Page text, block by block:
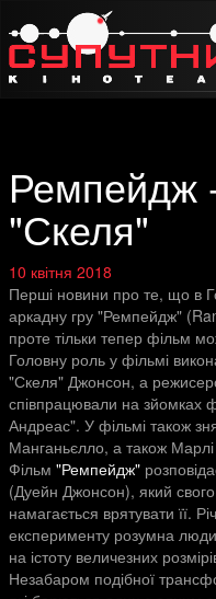
Ремпейдж
"Скеля"
10 квітня 2018
Перші новини про те, що в
аркадну гру "Ремпейдж"
проте тільки тепер фільм
Головну роль у фільмі
"Скеля" Джонсон, а
співпрацювали на зйомках
Андреас". У фільмі також
Манганьєлло, а також
Фільм "Ремпейдж"
(Дуейн Джонсон), який
намагається врятувати її.
експерименту розумна
на істоту величезних
Незабаром подібної